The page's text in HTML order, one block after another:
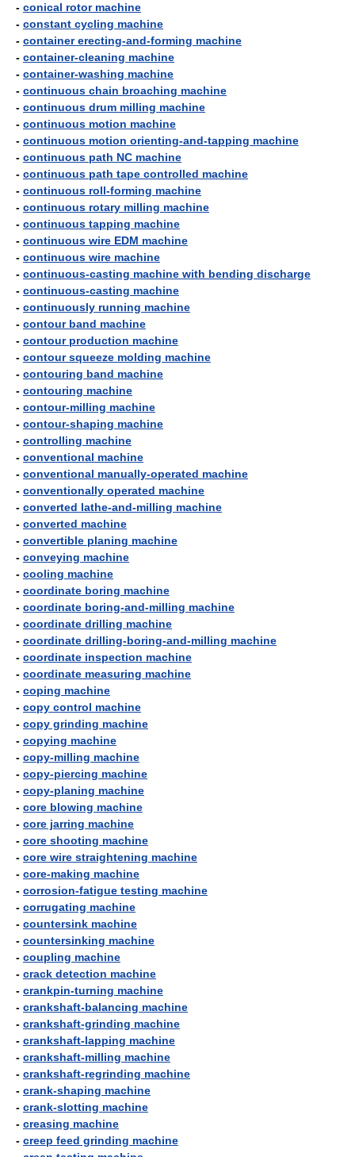
- conical rotor machine
- constant cycling machine
- container erecting-and-forming machine
- container-cleaning machine
- container-washing machine
- continuous chain broaching machine
- continuous drum milling machine
- continuous motion machine
- continuous motion orienting-and-tapping machine
- continuous path NC machine
- continuous path tape controlled machine
- continuous roll-forming machine
- continuous rotary milling machine
- continuous tapping machine
- continuous wire EDM machine
- continuous wire machine
- continuous-casting machine with bending discharge
- continuous-casting machine
- continuously running machine
- contour band machine
- contour production machine
- contour squeeze molding machine
- contouring band machine
- contouring machine
- contour-milling machine
- contour-shaping machine
- controlling machine
- conventional machine
- conventional manually-operated machine
- conventionally operated machine
- converted lathe-and-milling machine
- converted machine
- convertible planing machine
- conveying machine
- cooling machine
- coordinate boring machine
- coordinate boring-and-milling machine
- coordinate drilling machine
- coordinate drilling-boring-and-milling machine
- coordinate inspection machine
- coordinate measuring machine
- coping machine
- copy control machine
- copy grinding machine
- copying machine
- copy-milling machine
- copy-piercing machine
- copy-planing machine
- core blowing machine
- core jarring machine
- core shooting machine
- core wire straightening machine
- core-making machine
- corrosion-fatigue testing machine
- corrugating machine
- countersink machine
- countersinking machine
- coupling machine
- crack detection machine
- crankpin-turning machine
- crankshaft-balancing machine
- crankshaft-grinding machine
- crankshaft-lapping machine
- crankshaft-milling machine
- crankshaft-regrinding machine
- crank-shaping machine
- crank-slotting machine
- creasing machine
- creep feed grinding machine